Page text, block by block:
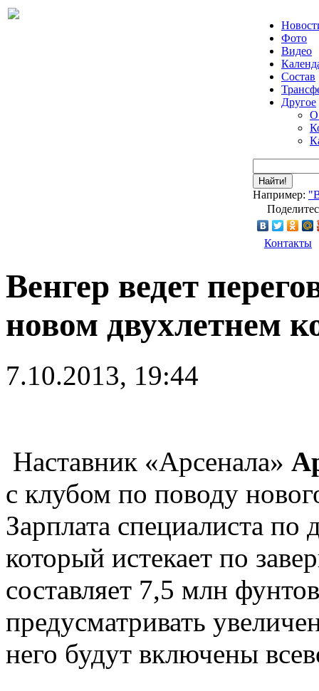
Фото
Видео
Состав
Другое
О
Найти!
Например:
Контакты
Венгер ведет
новом двухлетнем
7.10.2013, 19:44
Наставник «Арсенала»
с клубом по поводу
Зарплата специалиста
который истекает по
составляет 7,5 млн
предусматривать
него будут включены